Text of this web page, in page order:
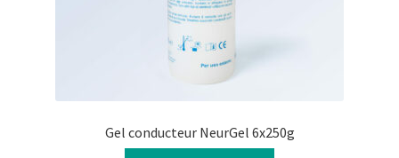
Gel conducteur NeurGel 6x250g